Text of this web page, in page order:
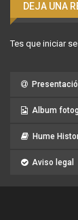
DEJA UNA
Tes que iniciar
Album
Hume
Aviso legal